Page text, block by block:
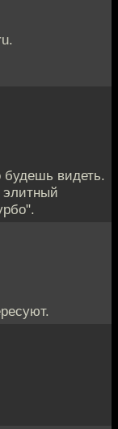
будешь видеть.
элитный